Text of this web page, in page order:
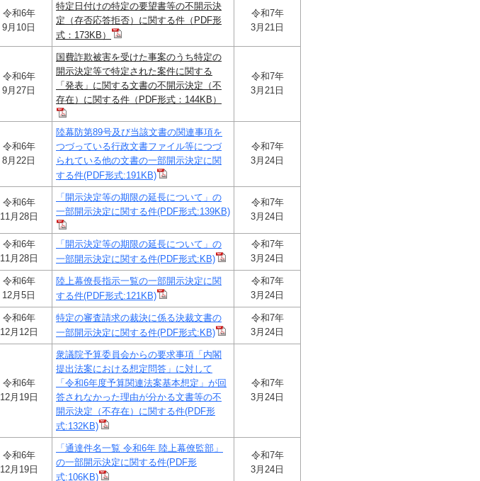
令和6年
9月10日
特定日付けの特定の要望書等の不開示決
定（存否応答拒否）に関する件（PDF形
式：173KB）
令和7年
3月21日
令和6年
9月27日
国費詐欺被害を受けた事案のうち特定の
開示決定等で特定された案件に関する
「発表」に関する文書の不開示決定（不
存在）に関する件（PDF形式：144KB）
令和7年
3月21日
令和6年
8月22日
陸幕防第89号及び当該文書の関連事項を
つづっている行政文書ファイル等につづ
られている他の文書の一部開示決定に関
する件(PDF形式:191KB)
令和7年
3月24日
令和6年
11月28日
「開示決定等の期限の延長について」の
一部開示決定に関する件(PDF形式:139KB)
令和7年
3月24日
令和6年
11月28日
「開示決定等の期限の延長について」の
一部開示決定に関する件(PDF形式:KB)
令和7年
3月24日
令和6年
12月5日
陸上幕僚長指示一覧の一部開示決定に関
する件(PDF形式:121KB)
令和7年
3月24日
令和6年
12月12日
特定の審査請求の裁決に係る決裁文書の
一部開示決定に関する件(PDF形式:KB)
令和7年
3月24日
令和6年
12月19日
衆議院予算委員会からの要求事項「内閣
提出法案における想定問答」に対して
「令和6年度予算関連法案基本想定」が回
答されなかった理由が分かる文書等の不
開示決定（不存在）に関する件(PDF形
式:132KB)
令和7年
3月24日
令和6年
12月19日
「通達件名一覧 令和6年 陸上幕僚監部」
の一部開示決定に関する件(PDF形
式:106KB)
令和7年
3月24日